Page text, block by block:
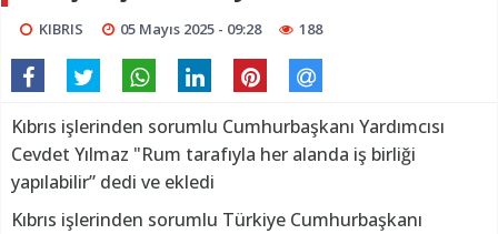
KIBRIS 05 Mayıs 2025 - 09:28 188
Kıbrıs işlerinden sorumlu Cumhurbaşkanı Yardımcısı
Cevdet Yılmaz "Rum tarafıyla her alanda iş birliği
yapılabilir” dedi ve ekledi
Kıbrıs işlerinden sorumlu Türkiye Cumhurbaşkanı